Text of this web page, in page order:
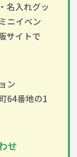
名入れグッ
ニイベン
サイトで
ン
64番地の1
せ